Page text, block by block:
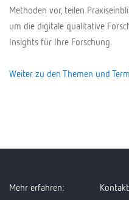
Methoden vor, teilen
um die digitale qualitative
Insights für Ihre Forschung.
Weiter zu den Themen und
Mehr erfahren: